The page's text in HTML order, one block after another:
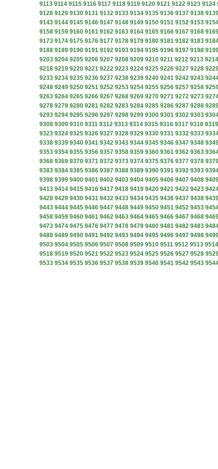
9113 9114 9115 9116 9117 9118 9119 9120 9121 9122 9123 9124
9128 9129 9130 9131 9132 9133 9134 9135 9136 9137 9138
9143 9144 9145 9146 9147 9148 9149 9150 9151 9152 9153
9158 9159 9160 9161 9162 9163 9164 9165 9166 9167 9168
9173 9174 9175 9176 9177 9178 9179 9180 9181 9182 9183
9188 9189 9190 9191 9192 9193 9194 9195 9196 9197 9198
9203 9204 9205 9206 9207 9208 9209 9210 9211 9212 9213 9214
9218 9219 9220 9221 9222 9223 9224 9225 9226 9227 9228
9233 9234 9235 9236 9237 9238 9239 9240 9241 9242 9243
9248 9249 9250 9251 9252 9253 9254 9255 9256 9257 9258
9263 9264 9265 9266 9267 9268 9269 9270 9271 9272 9273
9278 9279 9280 9281 9282 9283 9284 9285 9286 9287 9288
9293 9294 9295 9296 9297 9298 9299 9300 9301 9302 9303
9308 9309 9310 9311 9312 9313 9314 9315 9316 9317 9318 9319
9323 9324 9325 9326 9327 9328 9329 9330 9331 9332 9333
9338 9339 9340 9341 9342 9343 9344 9345 9346 9347 9348
9353 9354 9355 9356 9357 9358 9359 9360 9361 9362 9363
9368 9369 9370 9371 9372 9373 9374 9375 9376 9377 9378
9383 9384 9385 9386 9387 9388 9389 9390 9391 9392 9393
9398 9399 9400 9401 9402 9403 9404 9405 9406 9407 9408
9413 9414 9415 9416 9417 9418 9419 9420 9421 9422 9423
9428 9429 9430 9431 9432 9433 9434 9435 9436 9437 9438
9443 9444 9445 9446 9447 9448 9449 9450 9451 9452 9453
9458 9459 9460 9461 9462 9463 9464 9465 9466 9467 9468
9473 9474 9475 9476 9477 9478 9479 9480 9481 9482 9483
9488 9489 9490 9491 9492 9493 9494 9495 9496 9497 9498
9503 9504 9505 9506 9507 9508 9509 9510 9511 9512 9513 9514
9518 9519 9520 9521 9522 9523 9524 9525 9526 9527 9528
9533 9534 9535 9536 9537 9538 9539 9540 9541 9542 9543